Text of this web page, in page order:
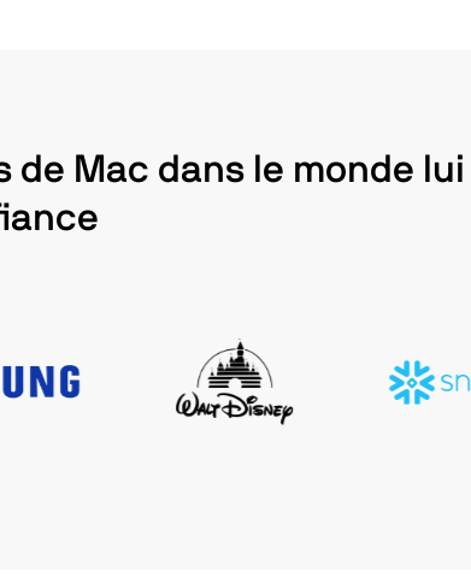
de Mac dans le monde